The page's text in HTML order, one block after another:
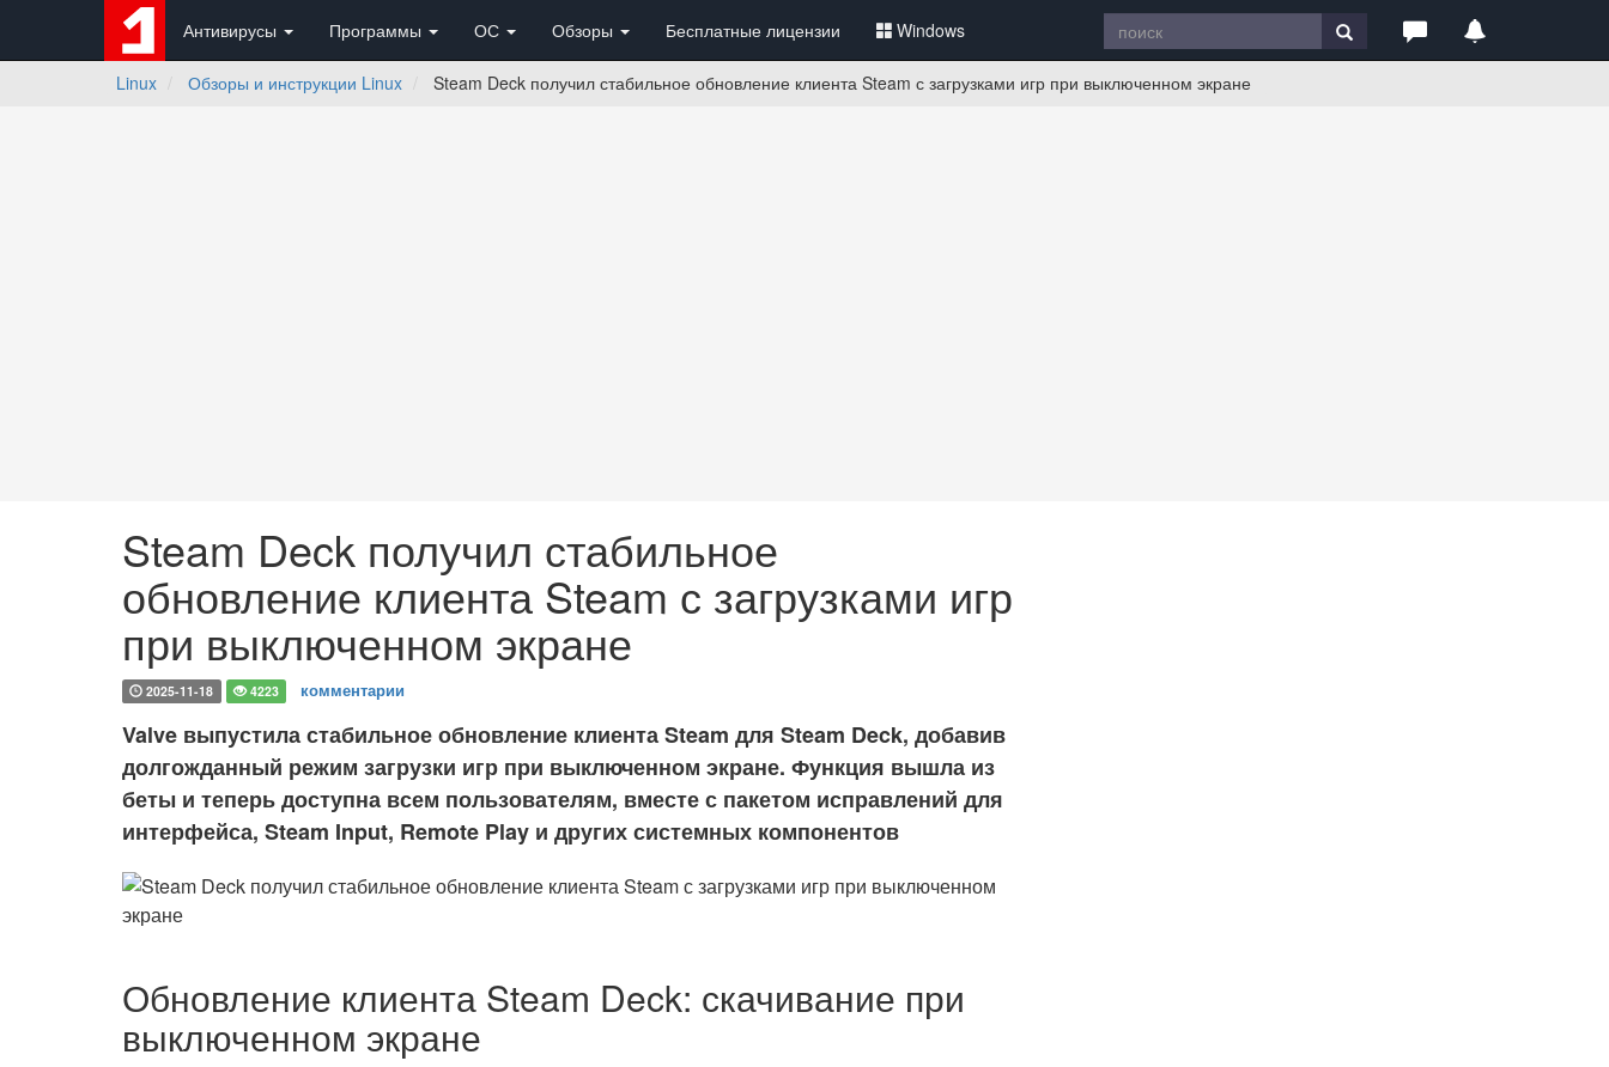
Антивирусы Программы ОС Обзоры Бесплатные лицензии Windows
Linux Обзоры и инструкции Linux Steam Deck получил стабильное обновление клиента Steam с загрузками игр при выключенном экране
Steam Deck получил стабильное
обновление клиента Steam с загрузками игр
при выключенном экране
2025-11-18 4223 комментарии
Valve выпустила стабильное обновление клиента Steam для Steam Deck, добавив
долгожданный режим загрузки игр при выключенном экране. Функция вышла из
беты и теперь доступна всем пользователям, вместе с пакетом исправлений для
интерфейса, Steam Input, Remote Play и других системных компонентов
Обновление клиента Steam Deck: скачивание при
выключенном экране